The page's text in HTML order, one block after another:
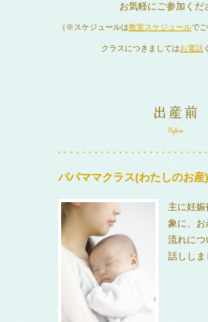
お気軽にご参加くだ
（※スケジュールは教室スケジュールで
クラスにつきましてはお電話
パパママクラス(わたしのお産)
主に妊
象に、お
流れにつ
話ししま